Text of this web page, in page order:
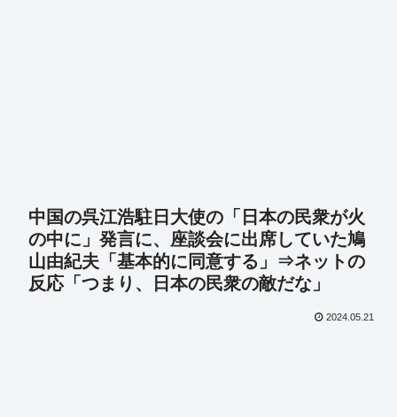
中国の呉江浩駐日大使の「日本の民衆が火
の中に」発言に、座談会に出席していた鳩
山由紀夫「基本的に同意する」⇒ネットの
反応「つまり、日本の民衆の敵だな」
2024.05.21